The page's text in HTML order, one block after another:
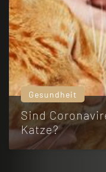
Gesundheit
Sind
Katze?